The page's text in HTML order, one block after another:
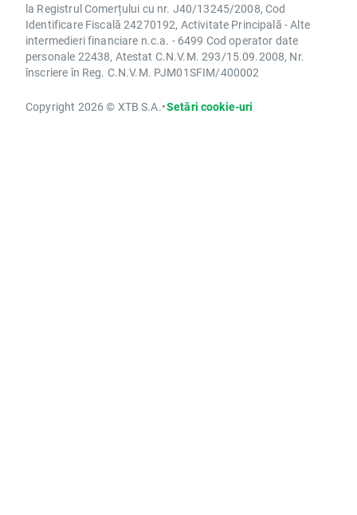
la Registrul Comerțului cu nr. J40/13245/2008, Cod
Identificare Fiscală 24270192, Activitate Principală - Alte
intermedieri financiare n.c.a. - 6499 Cod operator date
personale 22438, Atestat C.N.V.M. 293/15.09.2008, Nr.
înscriere în Reg. C.N.V.M. PJM01SFIM/400002
Copyright 2026 © XTB S.A.•Setări cookie-uri